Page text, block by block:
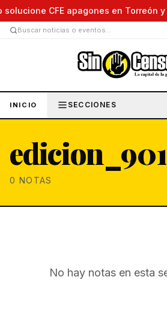
solucione CFE apagones en
INICIO SECCIONES
edicion_901
0 NOTAS
No hay notas en esta